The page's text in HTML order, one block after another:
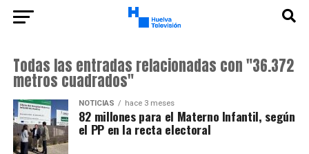
Todas las entradas relacionadas con "36.372
metros cuadrados"
NOTICIAS hace 3 meses
82 millones para el Materno Infantil, según
el PP en la recta electoral